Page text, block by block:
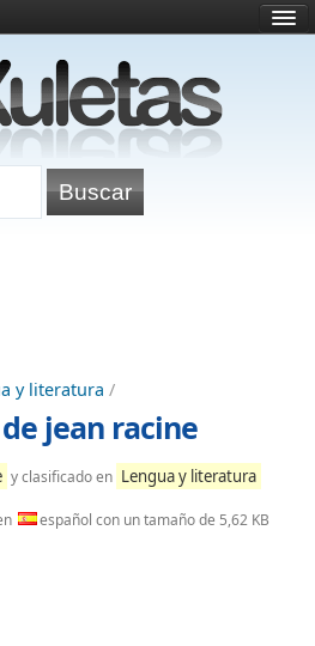
y literatura /
jean racine
y clasificado en Lengua y literatura
español con un tamaño de 5,62 KB